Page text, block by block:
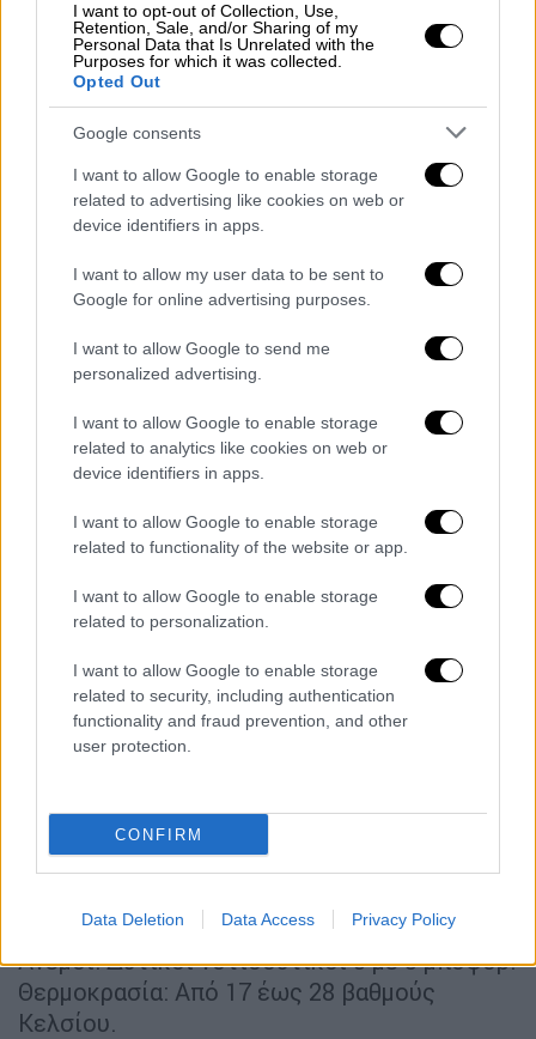
I want to opt-out of Collection, Use,
Retention, Sale, and/or Sharing of my
Personal Data that Is Unrelated with the
Purposes for which it was collected.
Opted Out
Google consents
I want to allow Google to enable storage
related to advertising like cookies on web or
device identifiers in apps.
I want to allow my user data to be sent to
Google for online advertising purposes.
I want to allow Google to send me
personalized advertising.
I want to allow Google to enable storage
related to analytics like cookies on web or
device identifiers in apps.
I want to allow Google to enable storage
related to functionality of the website or app.
I want to allow Google to enable storage
related to personalization.
I want to allow Google to enable storage
related to security, including authentication
functionality and fraud prevention, and other
user protection.
CONFIRM
Data Deletion Data Access Privacy Policy
ΝΗΣΙΑ ΙΟΝΙΟΥ, ΗΠΕΙΡΟΣ, ΔΥΤΙΚΗ ΣΤΕΡΕΑ,
ΔΥΤΙΚΗ ΠΕΛΟΠΟΝΝΗΣΟΣ
Καιρός: Γενικά αίθριος με τοπικές νεφώσεις
τις μεσημβρινές και απογευματινές ώρες
κυρίως στα ηπειρωτικά ορεινά όπου θα
εκδηλωθούν πρόσκαιροι όμβροι και
μεμονωμένες καταιγίδες.
Ανεμοι: Ασθενείς και το μεσημέρι - απόγευμα
δυτικοί 3 με 5 μποφόρ.
βαθμούς Κελσίου.
ΘΕΣΣΑΛΙΑ, ΑΝΑΤΟΛΙΚΗ ΣΤΕΡΕΑ, ΕΥΒΟΙΑ,
ΑΝΑΤΟΛΙΚΗ ΠΕΛΟΠΟΝΝΗΣΟΣ
Καιρός: Γενικά αίθριος με τοπικές νεφώσεις
τις μεσημβρινές και απογευματινές ώρες
κυρίως στα ηπειρωτικά ορεινά όπου θα
μεμονωμένες καταιγίδες.
νότια δυτικοί έως 5 μποφόρ.
Θερμοκρασία: Από 14 έως 31 με 32 και
τοπικά στη Θεσσαλία και στην ανατολική
ΚΥΚΛΑΔΕΣ, ΚΡΗΤΗ
Καιρός: Γενικά αίθριος. Τοπικές νεφώσεις
απόγευμα.
Ανεμοι: Δυτικοί νοτιοδυτικοί 3 με 5 μποφόρ.
Θερμοκρασία: Από 17 έως 28 βαθμούς
Κελσίου.